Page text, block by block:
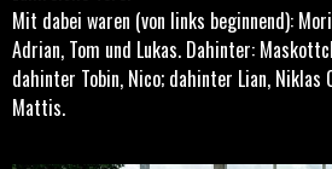
Mit dabei waren (von links beginnend):
Adrian, Tom und Lukas. Dahinter:
dahinter Tobin, Nico; dahinter Lian, Niklas
Mattis.